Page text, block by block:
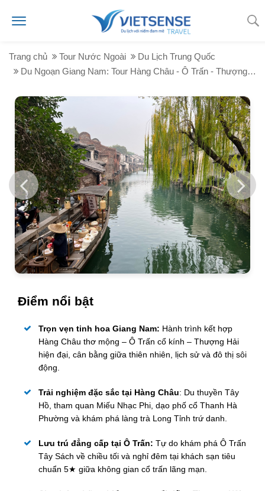
Trang chủ Tour Nước Ngoài
Du Lịch Trung Quốc
Du Ngoạn Giang Nam: Tour Hàng Châu - Ô Trấn - Thượng Hải
Điểm nổi bật
Trọn vẹn tinh hoa Giang Nam: Hành trình kết hợp
Hàng Châu thơ mộng – Ô Trấn cổ kính – Thượng Hải
hiện đại, cân bằng giữa thiên nhiên, lịch sử và đô thị sôi
động.
Trải nghiệm đặc sắc tại Hàng Châu: Du thuyền Tây
Hồ, tham quan Miếu Nhạc Phi, dạo phố cổ Thanh Hà
Phường và khám phá làng trà Long Tỉnh trứ danh.
Lưu trú đẳng cấp tại Ô Trấn: Tự do khám phá Ô Trấn
Tây Sách về chiều tối và nghỉ đêm tại khách sạn tiêu
chuẩn 5★ giữa không gian cổ trấn lãng mạn.